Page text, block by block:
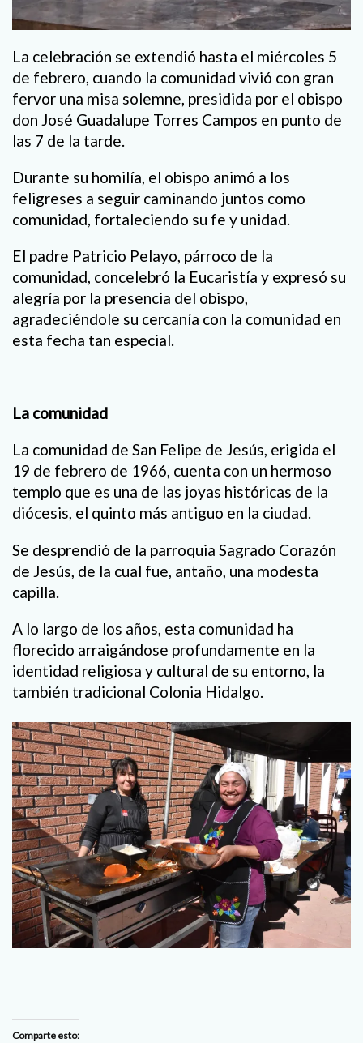
La celebración se extendió hasta el miércoles 5
de febrero, cuando la comunidad vivió con gran
fervor una misa solemne, presidida por el obispo
don José Guadalupe Torres Campos en punto de
las 7 de la tarde.
Durante su homilía, el obispo animó a los
feligreses a seguir caminando juntos como
comunidad, fortaleciendo su fe y unidad.
El padre Patricio Pelayo, párroco de la
comunidad, concelebró la Eucaristía y expresó su
alegría por la presencia del obispo,
agradeciéndole su cercanía con la comunidad en
esta fecha tan especial.
La comunidad
La comunidad de San Felipe de Jesús, erigida el
19 de febrero de 1966, cuenta con un hermoso
templo que es una de las joyas históricas de la
diócesis, el quinto más antiguo en la ciudad.
Se desprendió de la parroquia Sagrado Corazón
de Jesús, de la cual fue, antaño, una modesta
capilla.
A lo largo de los años, esta comunidad ha
florecido arraigándose profundamente en la
identidad religiosa y cultural de su entorno, la
también tradicional Colonia Hidalgo.
Comparte esto: